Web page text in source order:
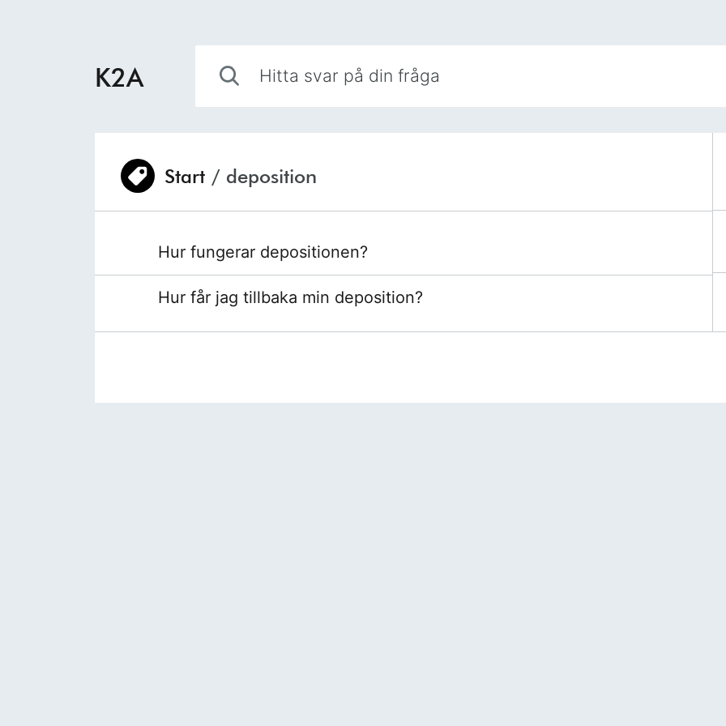
K2A
Du är här:Start / deposition
Hur fungerar depositionen?
Hur får jag tillbaka min deposition?